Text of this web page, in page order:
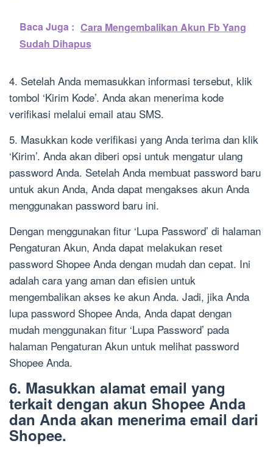
Baca Juga : Cara Mengembalikan Akun Fb Yang
Sudah Dihapus
4. Setelah Anda memasukkan informasi tersebut, klik
tombol ‘Kirim Kode’. Anda akan menerima kode
verifikasi melalui email atau SMS.
5. Masukkan kode verifikasi yang Anda terima dan klik
‘Kirim’. Anda akan diberi opsi untuk mengatur ulang
password Anda. Setelah Anda membuat password baru
untuk akun Anda, Anda dapat mengakses akun Anda
menggunakan password baru ini.
Dengan menggunakan fitur ‘Lupa Password’ di halaman
Pengaturan Akun, Anda dapat melakukan reset
password Shopee Anda dengan mudah dan cepat. Ini
adalah cara yang aman dan efisien untuk
mengembalikan akses ke akun Anda. Jadi, jika Anda
lupa password Shopee Anda, Anda dapat dengan
mudah menggunakan fitur ‘Lupa Password’ pada
halaman Pengaturan Akun untuk melihat password
Shopee Anda.
6. Masukkan alamat email yang
terkait dengan akun Shopee Anda
dan Anda akan menerima email dari
Shopee.